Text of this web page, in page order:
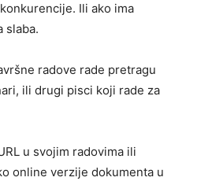
Ili ako ima
slaba.
radove rade pretragu
ili drugi pisci koji rade za
u svojim radovima ili
online verzije dokumenta u